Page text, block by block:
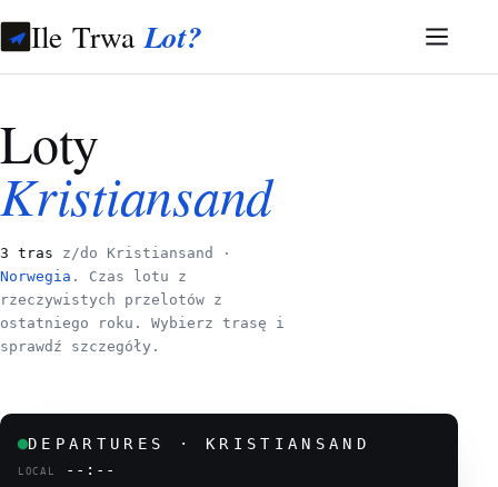
Ile TrwaLot?
Loty
Kristiansand
3 tras z/do Kristiansand ·
Norwegia . Czas lotu z
rzeczywistych przelotów z
ostatniego roku. Wybierz trasę i
sprawdź szczegóły.
DEPARTURES · KRISTIANSAND
LOCAL --:--